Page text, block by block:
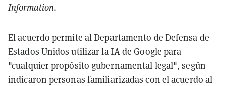
Information.
El acuerdo permite al Departamento de Defensa de
Estados Unidos utilizar la IA de Google para
"cualquier propósito gubernamental legal", según
indicaron personas familiarizadas con el acuerdo al